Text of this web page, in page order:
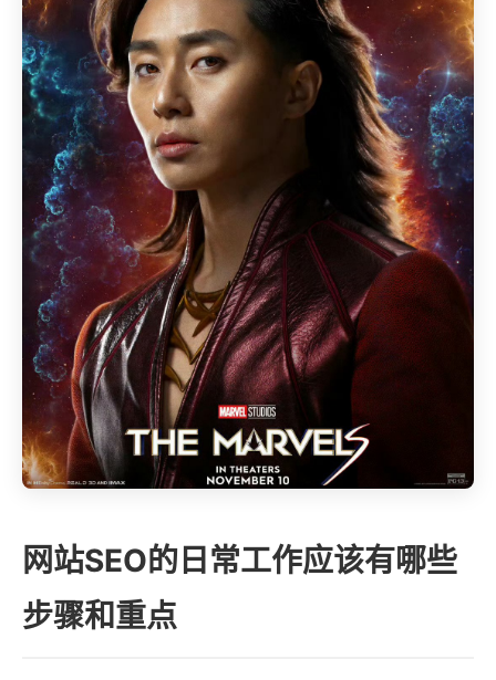
网站SEO的日常工作应该有哪些
步骤和重点